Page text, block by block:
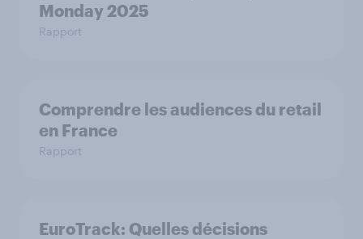
Monday 2025
Rapport
Comprendre les audiences du retail
en France
Rapport
EuroTrack: Quelles décisions